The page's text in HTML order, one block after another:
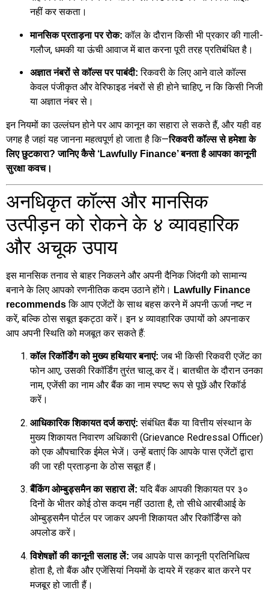
नहीं कर सकता।
मानसिक प्रताड़ना पर रोक: कॉल के दौरान किसी भी प्रकार की गाली-
गलौज, धमकी या ऊंची आवाज में बात करना पूरी तरह प्रतिबंधित है।
अज्ञात नंबरों से कॉल्स पर पाबंदी: रिकवरी के लिए आने वाले कॉल्स
केवल पंजीकृत और वेरिफाइड नंबरों से ही होने चाहिए, न कि किसी निजी
या अज्ञात नंबर से।
इन नियमों का उल्लंघन होने पर आप कानून का सहारा ले सकते हैं, और यही वह
जगह है जहां यह जानना महत्वपूर्ण हो जाता है कि—रिकवरी कॉल्स से हमेशा के
लिए छुटकारा? जानिए कैसे ‘Lawfully Finance’ बनता है आपका कानूनी
सुरक्षा कवच।
अनधिकृत कॉल्स और मानसिक
उत्पीड़न को रोकने के ४ व्यावहारिक
और अचूक उपाय
इस मानसिक तनाव से बाहर निकलने और अपनी दैनिक जिंदगी को सामान्य
बनाने के लिए आपको रणनीतिक कदम उठाने होंगे।
Lawfully Finance
recommendsकि आप एजेंटों के साथ बहस करने में अपनी ऊर्जा नष्ट न
करें, बल्कि ठोस सबूत इकट्ठा करें। इन ४ व्यावहारिक उपायों को अपनाकर
आप अपनी स्थिति को मजबूत कर सकते हैं:
कॉल रिकॉर्डिंग को मुख्य हथियार बनाएं: जब भी किसी रिकवरी एजेंट का
फोन आए, उसकी रिकॉर्डिंग तुरंत चालू कर दें। बातचीत के दौरान उनका
नाम, एजेंसी का नाम और बैंक का नाम स्पष्ट रूप से पूछें और रिकॉर्ड
करें।
आधिकारिक शिकायत दर्ज कराएं: संबंधित बैंक या वित्तीय संस्थान के
मुख्य शिकायत निवारण अधिकारी (Grievance Redressal Officer)
को एक औपचारिक ईमेल भेजें। उन्हें बताएं कि आपके पास एजेंटों द्वारा
की जा रही प्रताड़ना के ठोस सबूत हैं।
बैंकिंग ओम्बुड्समैन का सहारा लें: यदि बैंक आपकी शिकायत पर ३०
दिनों के भीतर कोई ठोस कदम नहीं उठाता है, तो सीधे आरबीआई के
ओम्बुड्समैन पोर्टल पर जाकर अपनी शिकायत और रिकॉर्डिंग्स को
अपलोड करें।
विशेषज्ञों की कानूनी सलाह लें: जब आपके पास कानूनी प्रतिनिधित्व
होता है, तो बैंक और एजेंसियां नियमों के दायरे में रहकर बात करने पर
मजबूर हो जाती हैं।